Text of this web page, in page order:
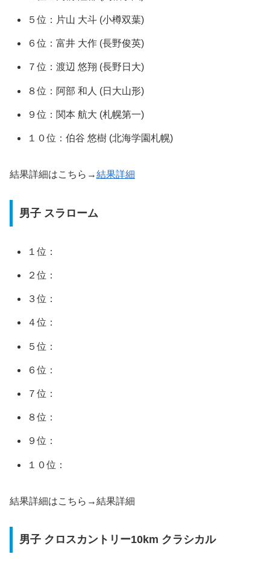
５位：片山 大斗 (小樽双葉)
６位：富井 大作 (長野俊英)
７位：渡辺 悠翔 (長野日大)
８位：阿部 和人 (日大山形)
９位：関本 航大 (札幌第一)
１０位：伯谷 悠樹 (北海学園札幌)
結果詳細はこちら→結果詳細
男子 スラローム
１位：
２位：
３位：
４位：
５位：
６位：
７位：
８位：
９位：
１０位：
結果詳細はこちら→結果詳細
男子 クロスカントリー10km クラシカル